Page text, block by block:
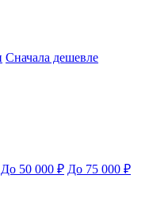
Сначала дешевле
До 50 000 ₽ До 75 000 ₽